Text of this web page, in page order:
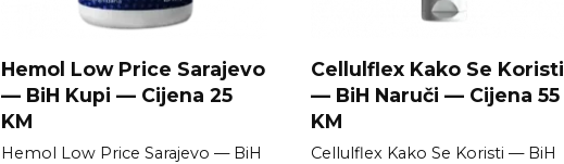
Hemol Low Price Sarajevo
— BiH Kupi — Cijena 25
KM
Hemol Low Price Sarajevo — BiH
Cellulflex Kako Se Koristi
— BiH Naruči — Cijena 55
KM
Cellulflex Kako Se Koristi — BiH